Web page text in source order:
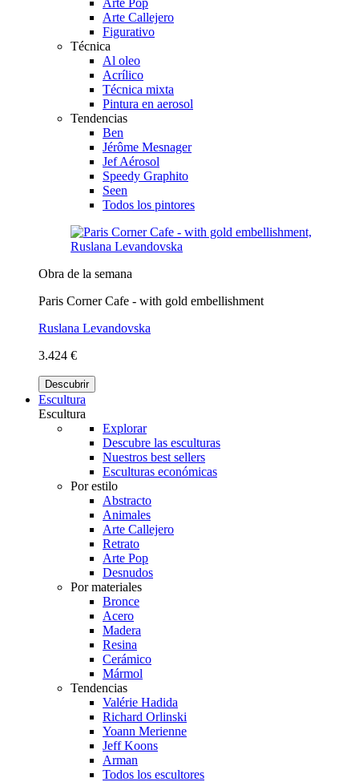
Arte Callejero
Figurativo
Técnica
Al oleo
Acrílico
Técnica mixta
Pintura en aerosol
Tendencias
Ben
Jérôme Mesnager
Jef Aérosol
Speedy Graphito
Seen
Todos los pintores
Obra de la semana
Paris Corner Cafe - with gold embellishment
Ruslana Levandovska
3.424 €
Descubrir
Escultura
Escultura
Explorar
Descubre las esculturas
Nuestros best sellers
Esculturas económicas
Por estilo
Abstracto
Animales
Arte Callejero
Retrato
Arte Pop
Desnudos
Por materiales
Bronce
Acero
Madera
Resina
Cerámico
Mármol
Tendencias
Valérie Hadida
Richard Orlinski
Yoann Merienne
Jeff Koons
Arman
Todos los escultores